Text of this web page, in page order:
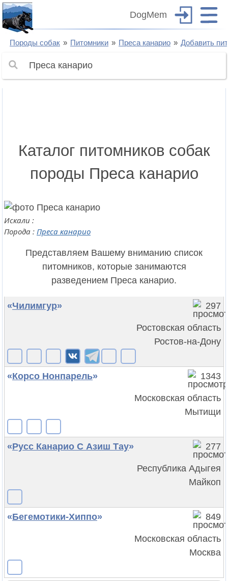
DogMem
Породы собак Питомники Преса канарио Добавить
Каталог питомников собак
породы Преса канарио
Искали :
Порода : Преса канарио
Представляем Вашему вниманию список
питомников, которые занимаются
разведением Преса канарио.
«Чилимгур» 297
Ростовская область
Ростов-на-Дону
«Корсо Нонпарель» 1343
Московская область
Мытищи
«Русс Канарио С Азиш Тау» 277
Республика Адыгея
Майкоп
«Бегемотики-Хиппо» 849
Московская область
Москва